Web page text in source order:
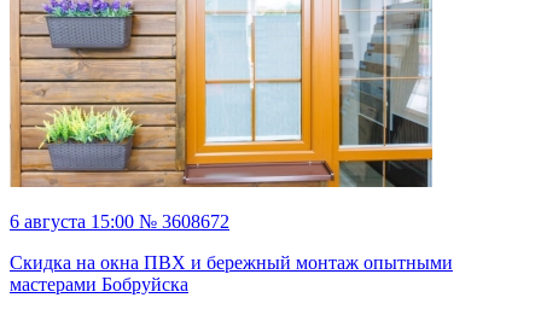
6 августа 15:00 № 3608672
Скидка на окна ПВХ и бережный монтаж опытными
мастерами Бобруйска